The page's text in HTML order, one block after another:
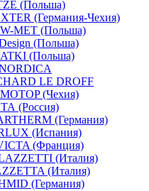
(Польша)
(Германия-Чехия)
MET (Польша)
(Польша)
(Польша)
LE DROFF
(Чехия)
(Россия)
(Германия)
(Испания)
(Франция)
(Италия)
(Италия)
(Германия)